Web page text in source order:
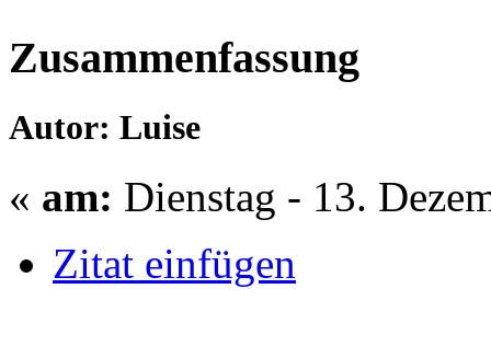
Zusammenfassung
Autor: Luise
« am: Dienstag - 13.
Zitat einfügen